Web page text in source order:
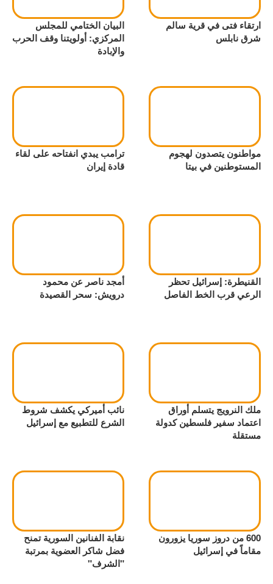
ارتقاء فتى في قرية سالم
شرق نابلس
البيان الختامي للمجلس
المركزي: أولويتنا وقف الحرب
والإبادة
مواطنون يتصدون لهجوم
المستوطنين في بيتا
ترامب يبدي انفتاحه على لقاء
قادة إيران
القنيطرة: إسرائيل تحظر
الرعي قرب الخط الفاصل
أمجد ناصر عن محمود
درويش: سحر القصيدة
ملك النرويج يتسلم أوراق
اعتماد سفير فلسطين كدولة
مستقلة
نائب أميركي يكشف شروط
الشرع للتطبيع مع إسرائيل
600 من دروز سوريا يزورون
مقاماً في إسرائيل
نقابة الفنانين السورية تمنح
فضل شاكر العضوية بمرتبة
"الشرف"